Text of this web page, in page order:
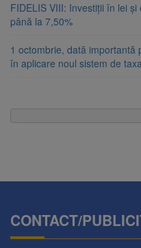
FIDELIS VIII: Investiții în lei
până la 7,50%
1 octombrie, dată
în aplicare noul sistem de
CONTACT/